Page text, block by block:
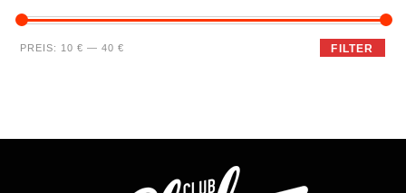
FILTER
PREIS: 10 € —40 €